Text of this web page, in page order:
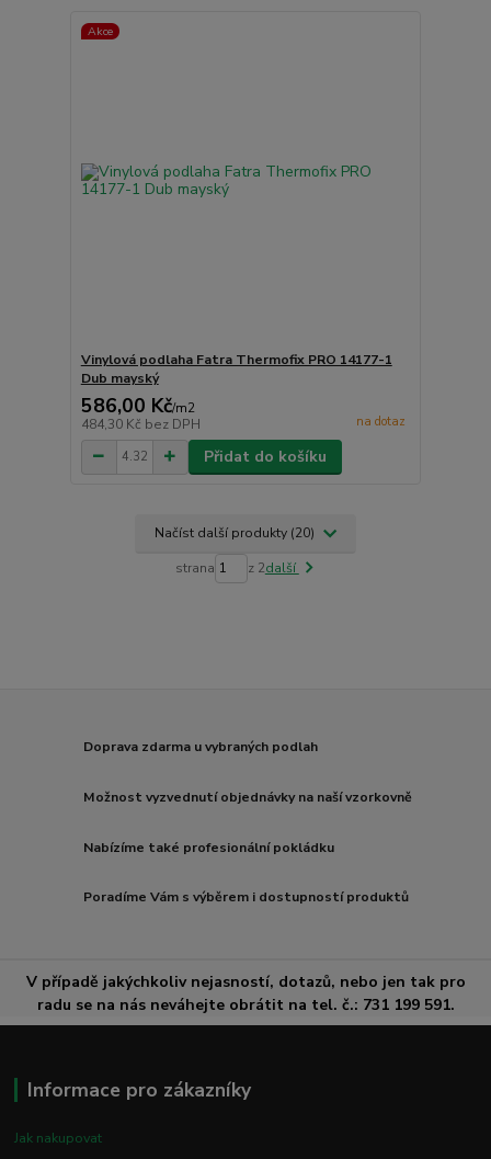
Akce
Vinylová podlaha Fatra Thermofix PRO 14177-1
Dub mayský
586,00 Kč/m2
484,30 Kč bez DPH na dotaz
Přidat do košíku
Načíst další produkty (20)
strana z 2další
Doprava zdarma u vybraných podlah
Možnost vyzvednutí objednávky na naší vzorkovně
Nabízíme také profesionální pokládku
Poradíme Vám s výběrem i dostupností produktů
V případě jakýchkoliv nejasností, dotazů, nebo jen tak pro
radu se na nás neváhejte obrátit na tel. č.: 731 199 591.
Informace pro zákazníky
Jak nakupovat